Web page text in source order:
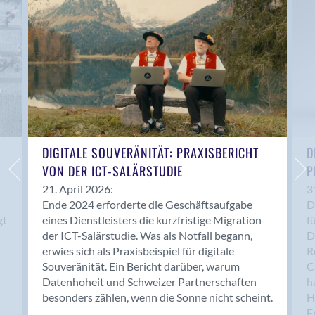
Anwil
Appenzell
Au SG
Baar
Baden
Balsthal
Balzers
Basel
Bassersdorf
Belp
Bendern
Benken (SG)
Bergdietikon
Berlin
Bern
Bern - Liebefeld
DIGITALE SOUVERÄNITÄT: PRAXISBERICHT
VON DER ICT-SALÄRSTUDIE
21. April 2026:
Ende 2024 erforderte die Geschäftsaufgabe
eines Dienstleisters die kurzfristige Migration
der ICT-Salärstudie. Was als Notfall begann,
erwies sich als Praxisbeispiel für digitale
Souveränität. Ein Bericht darüber, warum
Datenhoheit und Schweizer Partnerschaften
besonders zählen, wenn die Sonne nicht scheint.